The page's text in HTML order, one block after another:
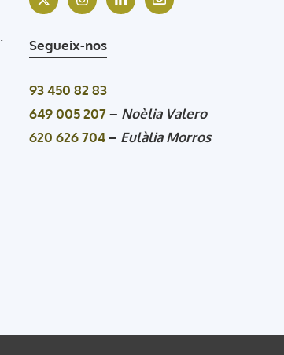
Segueix-nos
93 450 82 83
649 005 207– Noèlia Valero
620 626 704– Eulàlia Morros